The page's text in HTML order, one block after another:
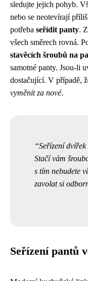
sledujte jejich pohyb.
nebo se neotevírají
potřeba seřídit panty.
všech směrech rovná.
stavěcích šroubů na
samotné panty. Jsou-li
dostačující. V případě,
vyměnit za nové.
Seřízení
Stačí vám
s tím nebudete
zavolat si
Seřízení pantů